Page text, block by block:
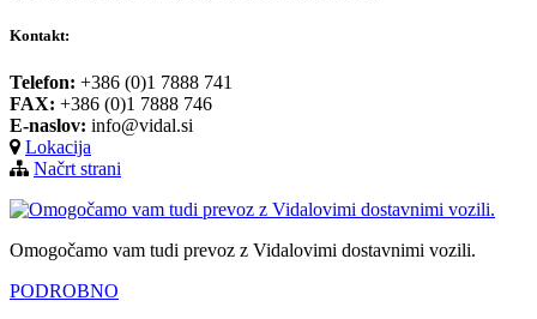
Kontakt:
Telefon: +386 (0)1 7888 741
FAX: +386 (0)1 7888 746
E-naslov: info@vidal.si
Lokacija
Načrt strani
Omogočamo vam tudi prevoz z Vidalovimi dostavnimi vozili.
PODROBNO